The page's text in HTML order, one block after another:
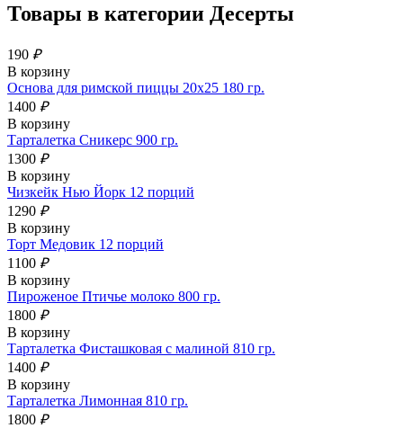
Товары в категории Десерты
190 ₽
В корзину
Основа для римской пиццы 20х25 180 гр.
1400 ₽
В корзину
Тарталетка Сникерс 900 гр.
1300 ₽
В корзину
Чизкейк Нью Йорк 12 порций
1290 ₽
В корзину
Торт Медовик 12 порций
1100 ₽
В корзину
Пироженое Птичье молоко 800 гр.
1800 ₽
В корзину
Тарталетка Фисташковая с малиной 810 гр.
1400 ₽
В корзину
Тарталетка Лимонная 810 гр.
1800 ₽